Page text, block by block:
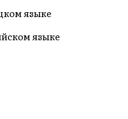
языке
языке